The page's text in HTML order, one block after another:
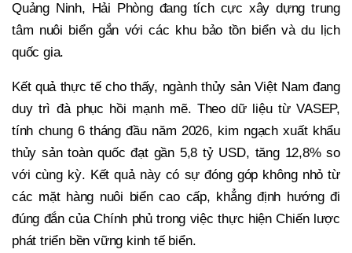
Quảng Ninh, Hải Phòng đang tích cực xây dựng trung
tâm nuôi biển gắn với các khu bảo tồn biển và du lịch
quốc gia.
Kết quả thực tế cho thấy, ngành thủy sản Việt Nam đang
duy trì đà phục hồi mạnh mẽ. Theo dữ liệu từ VASEP,
tính chung 6 tháng đầu năm 2026, kim ngạch xuất khẩu
thủy sản toàn quốc đạt gần 5,8 tỷ USD, tăng 12,8% so
với cùng kỳ. Kết quả này có sự đóng góp không nhỏ từ
các mặt hàng nuôi biển cao cấp, khẳng định hướng đi
đúng đắn của Chính phủ trong việc thực hiện Chiến lược
phát triển bền vững kinh tế biển.